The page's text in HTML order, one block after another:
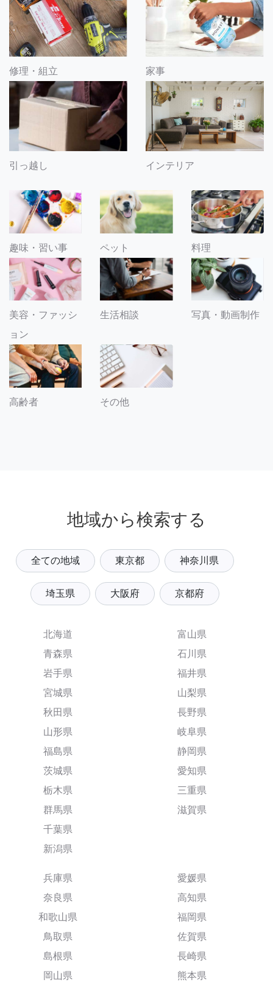
修理・組立 家事
引っ越し インテリア
趣味・習い事 ペット 料理
美容・ファッシ
ョン
生活相談 写真・動画制作
高齢者 その他
地域から検索する
全ての地域 東京都 神奈川県
埼玉県 大阪府 京都府
北海道
青森県
岩手県
宮城県
秋田県
山形県
福島県
茨城県
栃木県
群馬県
千葉県
新潟県
富山県
石川県
福井県
山梨県
長野県
岐阜県
静岡県
愛知県
三重県
滋賀県
兵庫県
奈良県
和歌山県
鳥取県
島根県
岡山県
愛媛県
高知県
福岡県
佐賀県
長崎県
熊本県